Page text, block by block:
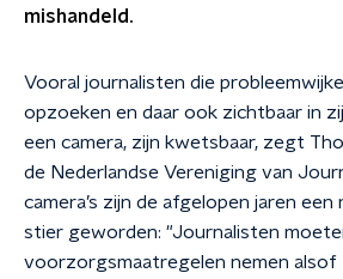
mishandeld.
Vooral journalisten die
opzoeken en daar ook zichtbaar in
een camera, zijn kwetsbaar, zegt
de Nederlandse Vereniging van
camera’s zijn de afgelopen jaren een
stier geworden: "Journalisten
voorzorgsmaatregelen nemen alsof